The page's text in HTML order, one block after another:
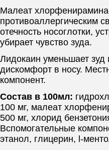
Малеат
противоаллергическим
отечность носоглотки,
убирает чувство зуда.
Лидокаин уменьшает зуд
дискомфорт в носу.
компонент.
Состав в 100мл:
100 мг, малеат
500 мг, хлорид
Вспомогательные
этанол, глицерин, l-